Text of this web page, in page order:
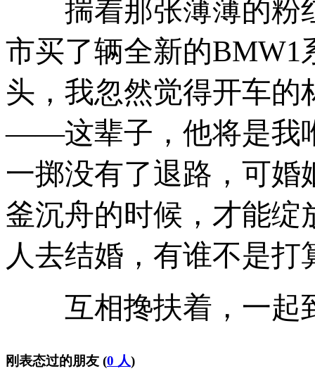
揣着那张薄薄的粉
市买了辆全新的BMW1
头，我忽然觉得开车的
——这辈子，他将是我
一掷没有了退路，可婚
釜沉舟的时候，才能
人去结婚，有谁不是
互相搀扶着，一起
刚表态过的朋友 (0 人)